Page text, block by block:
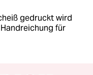
gedruckt wird
für